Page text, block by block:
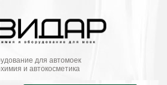
для автомоек
и автокосметика